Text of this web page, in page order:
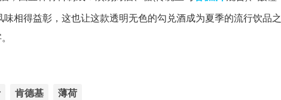
相得益彰，这也让这款透明无色的勾兑酒成为夏季的流行饮品之
肯德基 薄荷